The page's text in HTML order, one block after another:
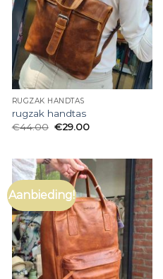
RUGZAK HANDTAS
rugzak handtas
€44.00 €29.00
Aanbieding!